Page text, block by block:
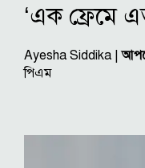
‘এক ফ্রেমে
Ayesha Siddika |
পিএম